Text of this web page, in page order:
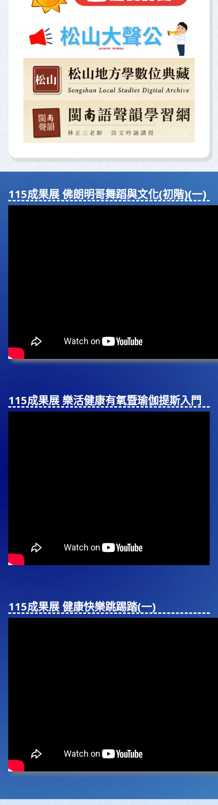
115成果展 佛朗明哥舞蹈與⽂化(初階)(⼀)
115成果展 樂活健康有氧暨瑜伽提斯入⾨
115成果展 健康快樂跳踢踏(⼀)